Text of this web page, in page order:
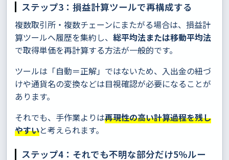
ステップ3：損益計算ツールで再構成する
複数取引所・複数チェーンにまたがる場合は、損益計
算ツールへ履歴を集約し、 総平均法または移動平均法
で取得単価を再計算する方法が一般的です。
ツールは「自動＝正解」ではないため、入出金の紐づ
けや通貨名の変換などは目視確認が必要になることが
あります。
それでも、手作業よりは再現性の高い計算過程を残し
やすいと考えられます。
ステップ4：それでも不明な部分だけ5％ルー